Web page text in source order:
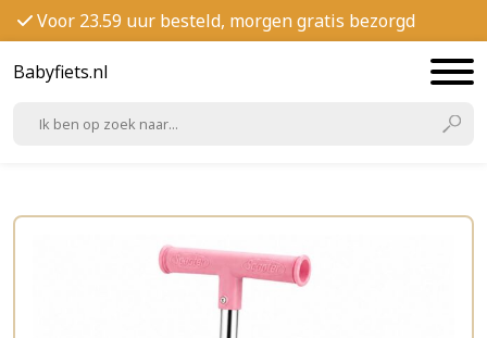
Voor 23.59 uur besteld, morgen gratis bezorgd
Babyfiets.nl